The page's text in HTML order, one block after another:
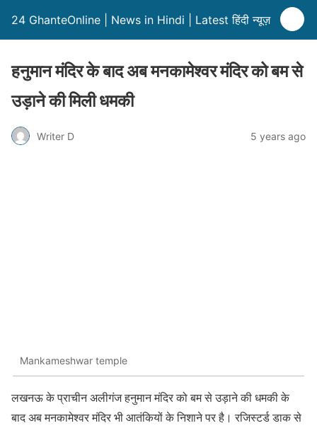
24 GhanteOnline | News in Hindi | Latest हिंदी न्यूज़
हनुमान मंदिर के बाद अब मनकामेश्वर मंदिर को बम से
उड़ाने की मिली धमकी
Writer D 5 years ago
Mankameshwar temple
लखनऊ के प्राचीन अलीगंज हनुमान मंदिर को बम से उड़ाने की धमकी के
बाद अब मनकामेश्वर मंदिर भी आतंकियों के निशाने पर है। रजिस्टर्ड डाक से